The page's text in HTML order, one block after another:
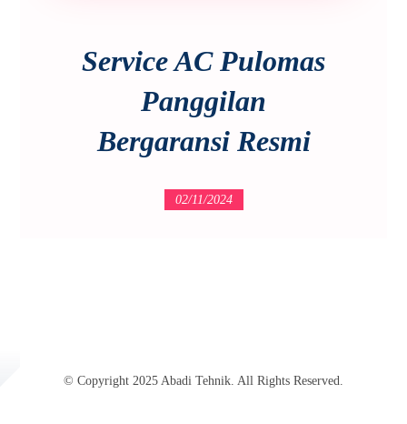
Service AC Pulomas
Panggilan
Bergaransi Resmi
02/11/2024
© Copyright 2025 Abadi Tehnik. All Rights Reserved.